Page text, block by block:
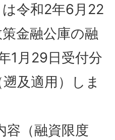
令和2年6月22
金融公庫の融
1月29日受付分
及適用）しま
容（融資限度